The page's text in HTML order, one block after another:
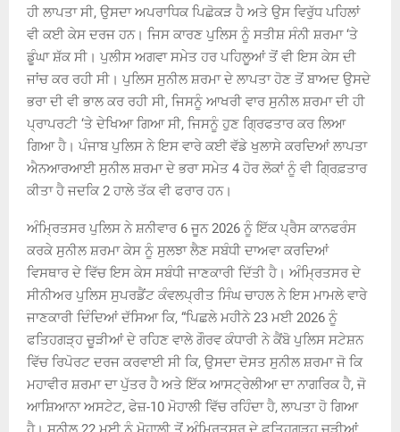
ਹੀ ਲਾਪਤਾ ਸੀ, ਉਸਦਾ ਅਪਰਾਧਿਕ ਪਿਛੋਕੜ ਹੈ ਅਤੇ ਉਸ ਵਿਰੁੱਧ ਪਹਿਲਾਂ
ਵੀ ਕਈ ਕੇਸ ਦਰਜ ਹਨ। ਜਿਸ ਕਾਰਣ ਪੁਲਿਸ ਨੂੰ ਸਤੀਸ਼ ਸੰਨੀ ਸ਼ਰਮਾ ‘ਤੇ
ਡੂੰਘਾ ਸ਼ੱਕ ਸੀ। ਪੁਲੀਸ ਅਗਵਾ ਸਮੇਤ ਹਰ ਪਹਿਲੂਆਂ ਤੋਂ ਵੀ ਇਸ ਕੇਸ ਦੀ
ਜਾਂਚ ਕਰ ਰਹੀ ਸੀ। ਪੁਲਿਸ ਸੁਨੀਲ ਸ਼ਰਮਾ ਦੇ ਲਾਪਤਾ ਹੋਣ ਤੋਂ ਬਾਅਦ ਉਸਦੇ
ਭਰਾ ਦੀ ਵੀ ਭਾਲ ਕਰ ਰਹੀ ਸੀ, ਜਿਸਨੂੰ ਆਖਰੀ ਵਾਰ ਸੁਨੀਲ ਸ਼ਰਮਾ ਦੀ ਹੀ
ਪ੍ਰਾਪਰਟੀ ‘ਤੇ ਦੇਖਿਆ ਗਿਆ ਸੀ, ਜਿਸਨੂੰ ਹੁਣ ਗ੍ਰਿਫਤਾਰ ਕਰ ਲਿਆ
ਗਿਆ ਹੈ। ਪੰਜਾਬ ਪੁਲਿਸ ਨੇ ਇਸ ਵਾਰੇ ਕਈ ਵੱਡੇ ਖੁਲਾਸੇ ਕਰਦਿਆਂ ਲਾਪਤਾ
ਐਨਆਰਆਈ ਸੁਨੀਲ ਸ਼ਰਮਾ ਦੇ ਭਰਾ ਸਮੇਤ 4 ਹੋਰ ਲੋਕਾਂ ਨੂੰ ਵੀ ਗ੍ਰਿਫ਼ਤਾਰ
ਕੀਤਾ ਹੈ ਜਦਕਿ 2 ਹਾਲੇ ਤੱਕ ਵੀ ਫਰਾਰ ਹਨ।
ਅੰਮ੍ਰਿਤਸਰ ਪੁਲਿਸ ਨੇ ਸ਼ਨੀਵਾਰ 6 ਜੂਨ 2026 ਨੂੰ ਇੱਕ ਪ੍ਰੈਸ ਕਾਨਫਰੰਸ
ਕਰਕੇ ਸੁਨੀਲ ਸ਼ਰਮਾ ਕੇਸ ਨੂੰ ਸੁਲਝਾ ਲੈਣ ਸਬੰਧੀ ਦਾਅਵਾ ਕਰਦਿਆਂ
ਵਿਸਥਾਰ ਦੇ ਵਿੱਚ ਇਸ ਕੇਸ ਸਬੰਧੀ ਜਾਣਕਾਰੀ ਦਿੱਤੀ ਹੈ। ਅੰਮ੍ਰਿਤਸਰ ਦੇ
ਸੀਨੀਅਰ ਪੁਲਿਸ ਸੁਪਰਡੈਂਟ ਕੰਵਲਪ੍ਰੀਤ ਸਿੰਘ ਚਾਹਲ ਨੇ ਇਸ ਮਾਮਲੇ ਵਾਰੇ
ਜਾਣਕਾਰੀ ਦਿੰਦਿਆਂ ਦੱਸਿਆ ਕਿ, “ਪਿਛਲੇ ਮਹੀਨੇ 23 ਮਈ 2026 ਨੂੰ
ਫਤਿਹਗੜ੍ਹ ਚੂੜੀਆਂ ਦੇ ਰਹਿਣ ਵਾਲੇ ਗੌਰਵ ਕੰਧਾਰੀ ਨੇ ਕੈਂਬੋ ਪੁਲਿਸ ਸਟੇਸ਼ਨ
ਵਿੱਚ ਰਿਪੋਰਟ ਦਰਜ ਕਰਵਾਈ ਸੀ ਕਿ, ਉਸਦਾ ਦੋਸਤ ਸੁਨੀਲ ਸ਼ਰਮਾ ਜੋ ਕਿ
ਮਹਾਵੀਰ ਸ਼ਰਮਾ ਦਾ ਪੁੱਤਰ ਹੈ ਅਤੇ ਇੱਕ ਆਸਟ੍ਰੇਲੀਆ ਦਾ ਨਾਗਰਿਕ ਹੈ, ਜੋ
ਆਸ਼ਿਆਨਾ ਅਸਟੇਟ, ਫੇਜ਼-10 ਮੋਹਾਲੀ ਵਿੱਚ ਰਹਿੰਦਾ ਹੈ, ਲਾਪਤਾ ਹੋ ਗਿਆ